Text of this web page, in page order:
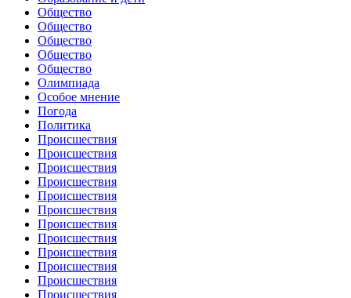
Общество
Общество
Общество
Общество
Общество
Олимпиада
Особое мнение
Погода
Политика
Происшествия
Происшествия
Происшествия
Происшествия
Происшествия
Происшествия
Происшествия
Происшествия
Происшествия
Происшествия
Происшествия
Происшествия